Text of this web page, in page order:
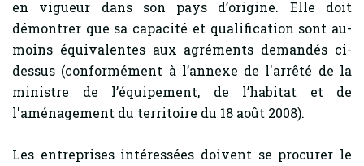
en vigueur dans son pays d’origine. Elle doit
démontrer que sa capacité et qualification sont au-
moins équivalentes aux agréments demandés ci-
dessus (conformément à l’annexe de l'arrêté de la
ministre de l’équipement, de l’habitat et de
l'aménagement du territoire du 18 août 2008).
Les entreprises intéressées doivent se procurer le